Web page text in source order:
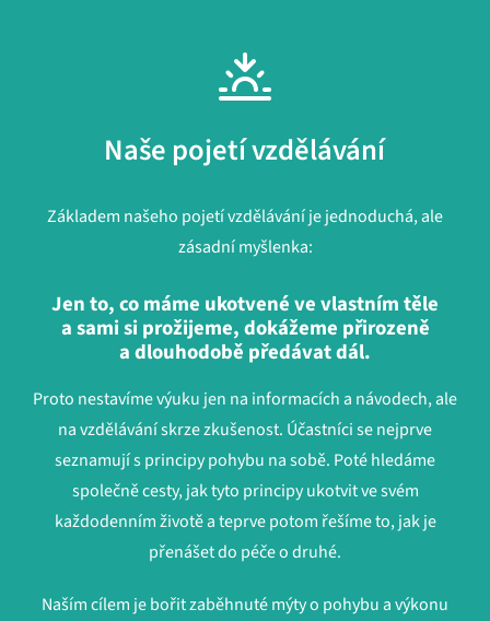
Naše pojetí vzdělávání
Základem našeho pojetí vzdělávání je jednoduchá, ale
zásadní myšlenka:
Jen to, co máme ukotvené ve vlastním těle
a sami si prožijeme, dokážeme přirozeně
a dlouhodobě předávat dál.
Proto nestavíme výuku jen na informacích a návodech, ale
na vzdělávání skrze zkušenost. Účastníci se nejprve
seznamují s principy pohybu na sobě. Poté hledáme
společně cesty, jak tyto principy ukotvit ve svém
každodenním životě a teprve potom řešíme to, jak je
přenášet do péče o druhé.
Naším cílem je bořit zaběhnuté mýty o pohybu a výkonu